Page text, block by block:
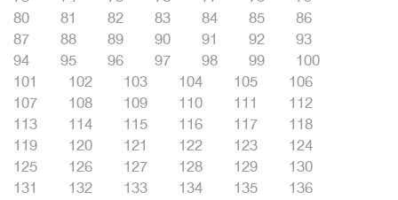
80
81 82 83 84 85
86
87
88 89 90 91 92
93
94
95 96 97 98 99
100
101
102 103 104 105
106
107
108 109 110 111
112
113
114 115 116 117
118
119
120 121 122 123
124
125
126 127 128 129
130
131
132 133 134 135
136